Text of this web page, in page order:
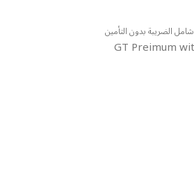
شامل الضريبة بدون التأمين